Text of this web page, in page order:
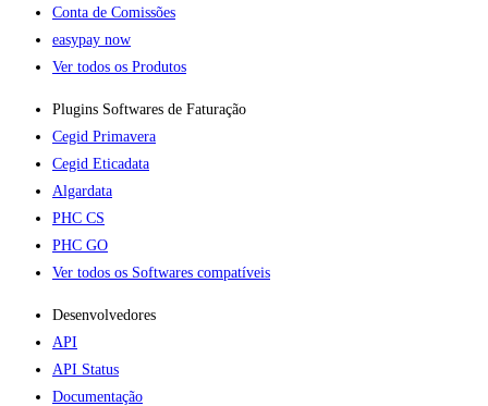
Conta de Comissões
easypay now
Ver todos os Produtos
Plugins Softwares de Faturação​
Cegid Primavera
Cegid Eticadata
Algardata
PHC CS
PHC GO
Ver todos os Softwares compatíveis
Desenvolvedores
API
API Status
Documentação